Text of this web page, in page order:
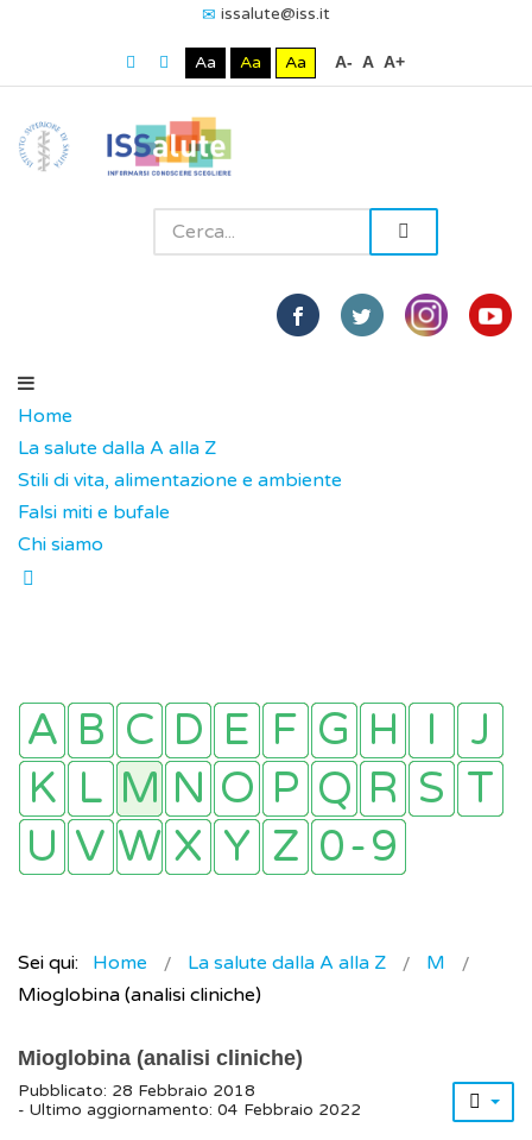
issalute@iss.it
Aa Aa Aa A- A A+
Home
La salute dalla A alla Z
Stili di vita, alimentazione e ambiente
Falsi miti e bufale
Chi siamo
Sei qui: Home La salute dalla A alla Z
M
Mioglobina (analisi cliniche)
Mioglobina (analisi cliniche)
Pubblicato: 28 Febbraio 2018
- Ultimo aggiornamento: 04 Febbraio 2022